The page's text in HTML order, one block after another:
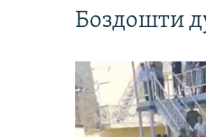
Боздошти